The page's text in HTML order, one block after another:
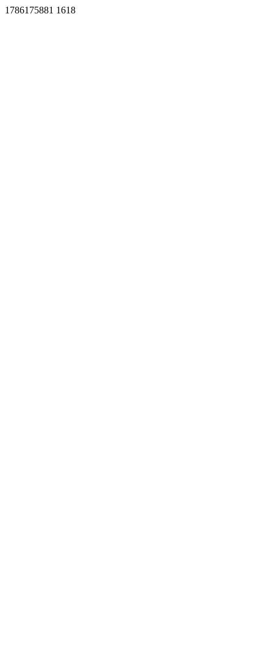
1786175881 1618